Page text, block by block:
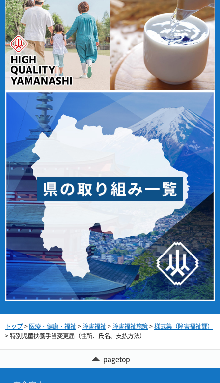
トップ> 医療・健康・福祉> 障害福祉> 障害福祉施策>様式集（障害福祉課）
> 特別児童扶養手当変更届（住所、氏名、支払方法）
pagetop